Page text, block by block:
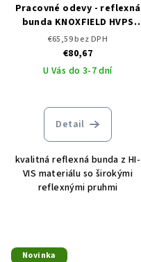
Pracovné odevy - reflexná
bunda KNOXFIELD HVPS
ČERVA
€65,59 bez DPH
€80,67
U Vás do 3-7 dní
Detail
kvalitná reflexná bunda z HI-
VIS materiálu so širokými
reflexnými pruhmi
Novinka